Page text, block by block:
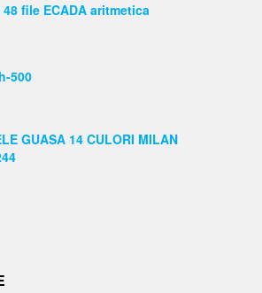
file ECADA aritmetica
500
GUASA 14 CULORI MILAN